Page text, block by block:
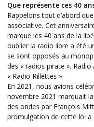
Que représente ces 40
Rappelons tout d’abord
associative. Cet
marque les 40 ans de la
oublier la radio libre a été
se sont opposés au
des « radios pirate ». Radio
« Radio Rillettes ».
En 2021, nous avions
novembre 2021 marquait
des ondes par François
promulgation de cette loi a